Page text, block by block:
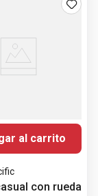
al carrito
con rueda